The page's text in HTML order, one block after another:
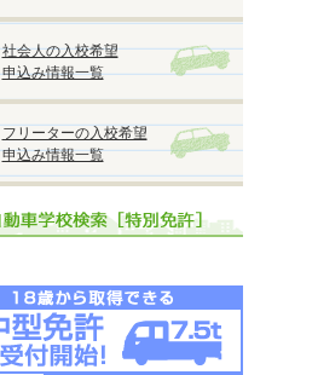
社会人の入校希望
申込み情報一覧
フリーターの入校希望
申込み情報一覧